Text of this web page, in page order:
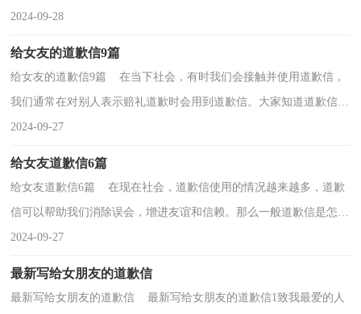
男友，反而去一吵架就提分手，我知道这样很不好，再也不...
2024-09-28
给女友的道歉信9篇
给女友的道歉信9篇 在当下社会，有时我们会接触并使用道歉信，
我们通常在对别人表示赔礼道歉时会用到道歉信。大家知道道歉信的
格式吗？下面是小编整理的给女友的道歉信9篇，欢迎...
2024-09-27
给女友道歉信6篇
给女友道歉信6篇 在现在社会，道歉信使用的情况越来越多，道歉
信可以帮助我们消除误会，增进友谊和信赖。那么一般道歉信是怎么
写的呢？以下是小编整理的给女友道歉信6篇，希望对大...
2024-09-27
最新写给女朋友的道歉信
最新写给女朋友的道歉信 最新写给女朋友的道歉信1致我最爱的人